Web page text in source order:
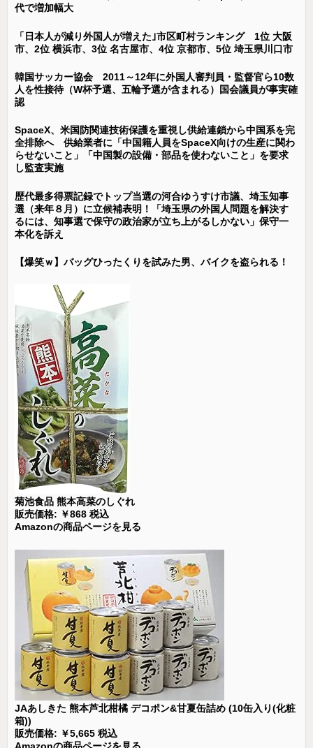
代で増加幅大
「日本人が減り外国人が増えた｣市区町村ランキング 1位 大阪
市、2位 横浜市、3位 名古屋市、4位 京都市、5位 埼玉県川口市
韓国サッカー協会 2011～12年に外国人審判員・監督官ら10数
人を性接待（W杯予選、五輪予選が含まれる）国会議員が事実確
認
SpaceX、米国防関連技術保護を重視し供給連鎖から中国系を完
全排除へ 供給業者に「中国籍人員をSpaceX向けの生産に関わ
らせないこと」「中国製の設備・部品を使わないこと」を要求
し監査実施
歴代最多得票記録でトップ当選の河合ゆうすけ市議、埼玉知事
選（来年８月）に立候補表明！「埼玉県の外国人問題を解決す
るには、知事選で保守の政治家が立ち上がるしかない」保守一
本化を訴え
【爆笑ｗ】バッグひったくりを試みた男、バイクを盗られる！
菊池食品 熊本高菜のしぐれ
販売価格: ￥868 税込
Amazonの商品ページを見る
JAあしきた 熊本芦北柑橘 デコポン&甘夏缶詰め (10缶入り(化粧
箱))
販売価格: ￥5,665 税込
Amazonの商品ページを見る